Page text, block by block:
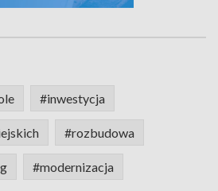
#inwestycja
#rozbudowa
#modernizacja